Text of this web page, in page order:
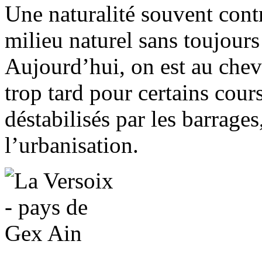
Une naturalité souvent
milieu naturel sans toujours
Aujourd’hui, on est au
trop tard pour certains
déstabilisés par les
l’urbanisation.